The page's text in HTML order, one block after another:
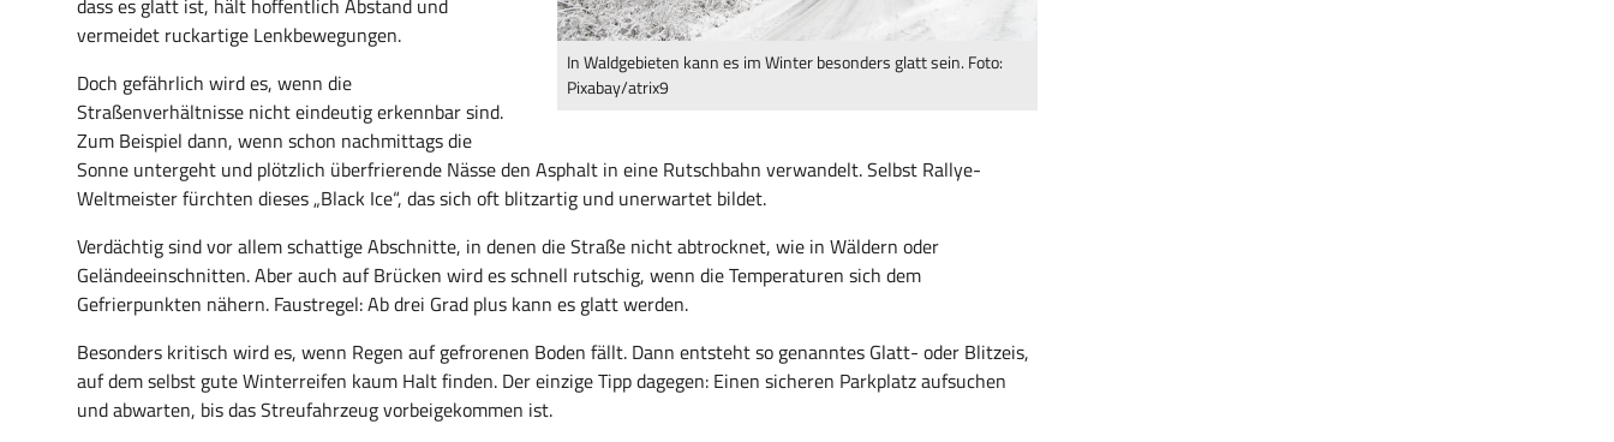
In Waldgebieten kann es im Winter besonders glatt sein. Foto:
Pixabay/atrix9
dass es glatt ist, hält hoffentlich Abstand und
vermeidet ruckartige Lenkbewegungen.
Doch gefährlich wird es, wenn die
Straßenverhältnisse nicht eindeutig erkennbar sind.
Zum Beispiel dann, wenn schon nachmittags die
Sonne untergeht und plötzlich überfrierende Nässe den Asphalt in eine Rutschbahn verwandelt. Selbst Rallye-
Weltmeister fürchten dieses „Black Ice“, das sich oft blitzartig und unerwartet bildet.
Verdächtig sind vor allem schattige Abschnitte, in denen die Straße nicht abtrocknet, wie in Wäldern oder
Geländeeinschnitten. Aber auch auf Brücken wird es schnell rutschig, wenn die Temperaturen sich dem
Gefrierpunkten nähern. Faustregel: Ab drei Grad plus kann es glatt werden.
Besonders kritisch wird es, wenn Regen auf gefrorenen Boden fällt. Dann entsteht so genanntes Glatt- oder Blitzeis,
auf dem selbst gute Winterreifen kaum Halt finden. Der einzige Tipp dagegen: Einen sicheren Parkplatz aufsuchen
und abwarten, bis das Streufahrzeug vorbeigekommen ist.